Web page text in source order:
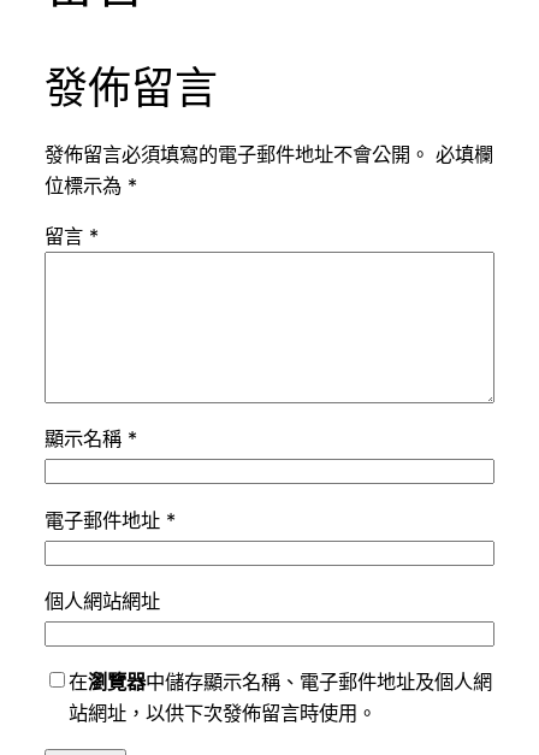
發佈留言
發佈留言必須填寫的電子郵件地址不會公開。 必填欄
位標示為 *
留言 *
顯示名稱 *
電子郵件地址 *
個人網站網址
在瀏覽器中儲存顯示名稱、電子郵件地址及個人網
站網址，以供下次發佈留言時使用。